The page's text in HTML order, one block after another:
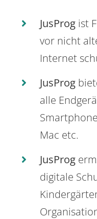
JusProg ist
vor nicht
Internet
JusProg
alle
Mac etc.
JusProg
digitale